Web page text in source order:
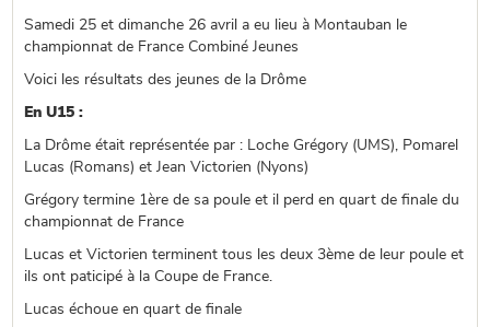
Samedi 25 et dimanche 26 avril a eu lieu à Montauban le
championnat de France Combiné Jeunes
Voici les résultats des jeunes de la Drôme
En U15 :
La Drôme était représentée par : Loche Grégory (UMS), Pomarel
Lucas (Romans) et Jean Victorien (Nyons)
Grégory termine 1ère de sa poule et il perd en quart de finale du
championnat de France
Lucas et Victorien terminent tous les deux 3ème de leur poule et
ils ont paticipé à la Coupe de France.
Lucas échoue en quart de finale